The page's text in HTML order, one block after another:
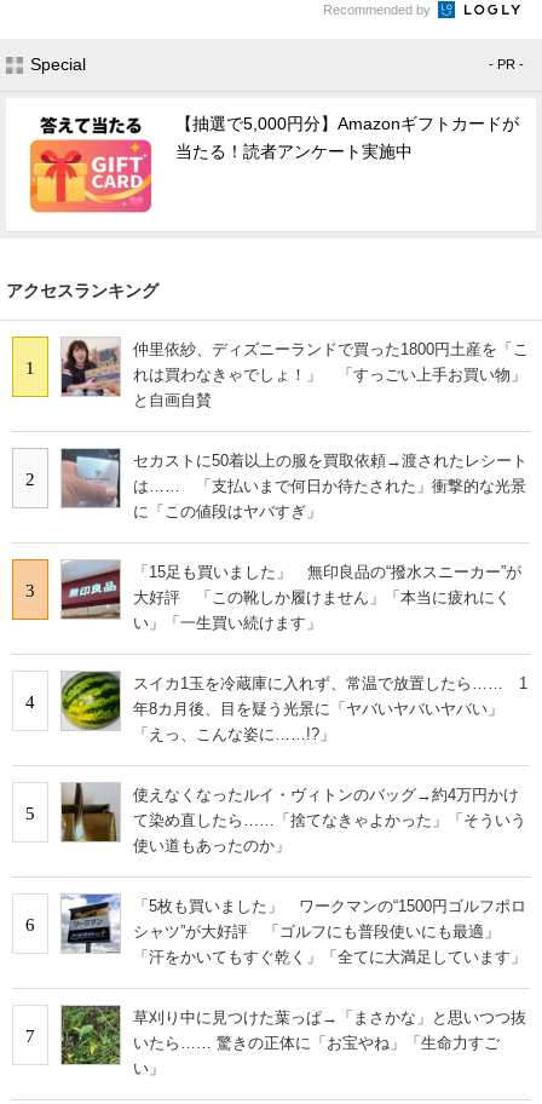
Recommended by
Special - PR -
【抽選で5,000円分】Amazonギフトカードが
当たる！読者アンケート実施中
アクセスランキング
1
仲里依紗、ディズニーランドで買った1800円土産を「こ
れは買わなきゃでしょ！」 「すっごい上手お買い物」
と自画自賛
2
セカストに50着以上の服を買取依頼→渡されたレシート
は…… 「支払いまで何日か待たされた」衝撃的な光景
に「この値段はヤバすぎ」
3
「15足も買いました」 無印良品の“撥水スニーカー”が
大好評 「この靴しか履けません」「本当に疲れにく
い」「一生買い続けます」
4
スイカ1玉を冷蔵庫に入れず、常温で放置したら…… 1
年8カ月後、目を疑う光景に「ヤバいヤバいヤバい」
「えっ、こんな姿に……!?」
5
使えなくなったルイ・ヴィトンのバッグ→約4万円かけ
て染め直したら……「捨てなきゃよかった」「そういう
使い道もあったのか」
6
「5枚も買いました」 ワークマンの“1500円ゴルフポロ
シャツ”が大好評 「ゴルフにも普段使いにも最適」
「汗をかいてもすぐ乾く」「全てに大満足しています」
7
草刈り中に見つけた葉っぱ→「まさかな」と思いつつ抜
いたら…… 驚きの正体に「お宝やね」「生命力すご
い」